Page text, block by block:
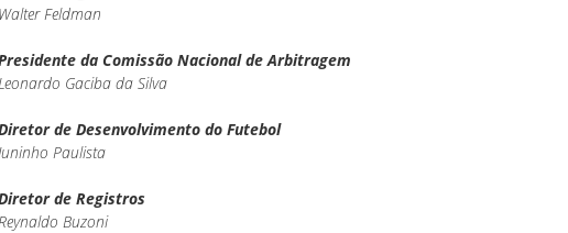
Walter Feldman
da Comissão Nacional de Arbitragem
Leonardo Gaciba da Silva
de Desenvolvimento do Futebol
Juninho Paulista
de Registros
Reynaldo Buzoni